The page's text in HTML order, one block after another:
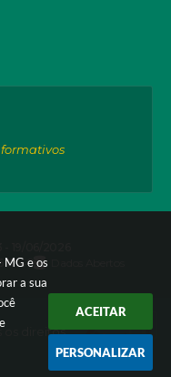
MG e os
a sua
e
ACEITAR
PERSONALIZAR
17:40
os direitos